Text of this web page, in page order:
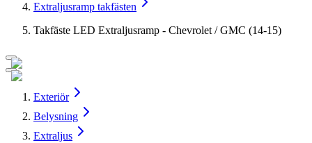
Extraljusramp takfästen
Takfäste LED Extraljusramp - Chevrolet / GMC (14-15)
Exteriör
Belysning
Extraljus